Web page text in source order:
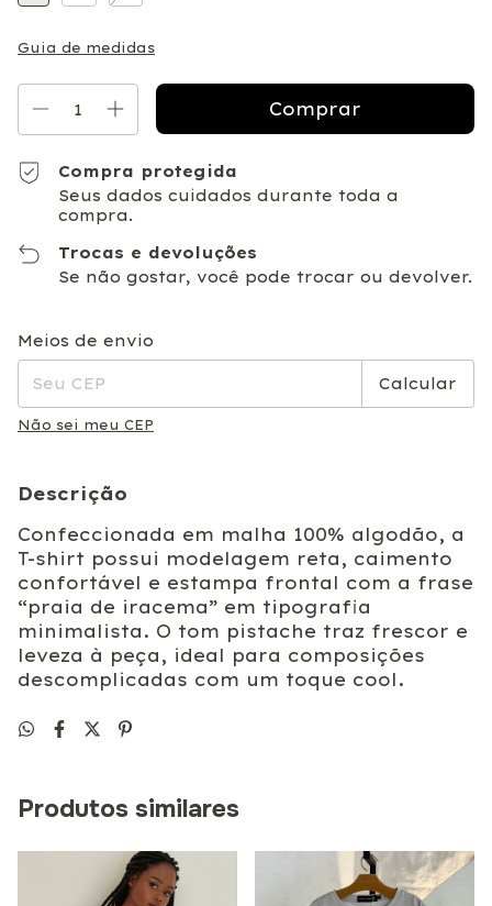
Guia de medidas
Compra protegida
Seus dados cuidados durante toda a
compra.
Trocas e devoluções
Se não gostar, você pode trocar ou devolver.
Entregas para o CEP:
Meios de envio
Calcular
Não sei meu CEP
Descrição
Confeccionada em malha 100% algodão, a
T-shirt possui modelagem reta, caimento
confortável e estampa frontal com a frase
“praia de iracema” em tipografia
minimalista. O tom pistache traz frescor e
leveza à peça, ideal para composições
descomplicadas com um toque cool.
Produtos similares